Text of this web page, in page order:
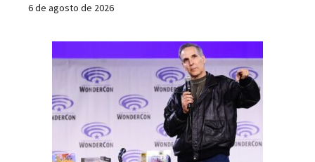
6 de agosto de 2026